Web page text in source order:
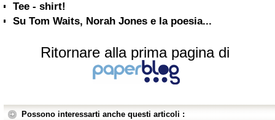
Tee - shirt!
Su Tom Waits, Norah Jones e la poesia...
Ritornare alla prima pagina di
Possono interessarti anche questi articoli :